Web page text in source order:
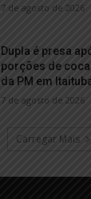
7 de agosto de 2026
Dupla é presa
porções de
da PM em
7 de agosto de 2026
Carregar Mais